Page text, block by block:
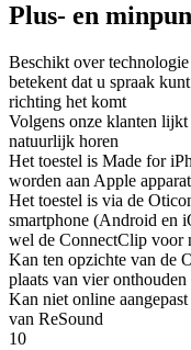
Plus- en
Beschikt over
betekent dat u spraak
richting het komt
Volgens onze klanten
natuurlijk horen
Het toestel is Made for
worden aan Apple
Het toestel is via de
smartphone (Android en
wel de ConnectClip voor
Kan ten opzichte van de
plaats van vier onthouden
Kan niet online
van ReSound
10